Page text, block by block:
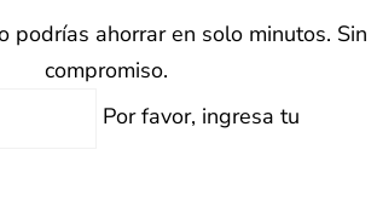
podrías ahorrar en solo minutos. Sin
compromiso.
Por favor, ingresa tu